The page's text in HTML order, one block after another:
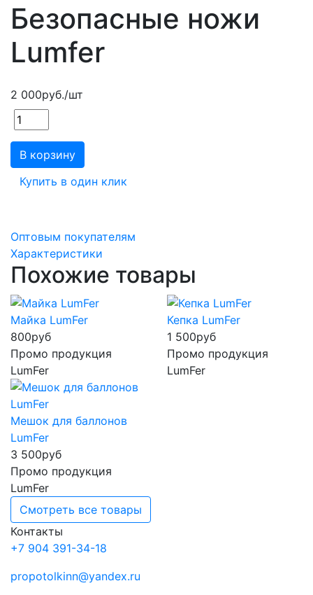
Безопасные ножи
Lumfer
2 000руб./шт
В корзину
Купить в один клик
Оптовым покупателям
Характеристики
Похожие товары
Майка LumFer
800руб
Промо продукция
LumFer
Кепка LumFer
1 500руб
Промо продукция
LumFer
Мешок для баллонов
LumFer
3 500руб
Промо продукция
LumFer
Смотреть все товары
Контакты
+7 904 391-34-18
propotolkinn@yandex.ru